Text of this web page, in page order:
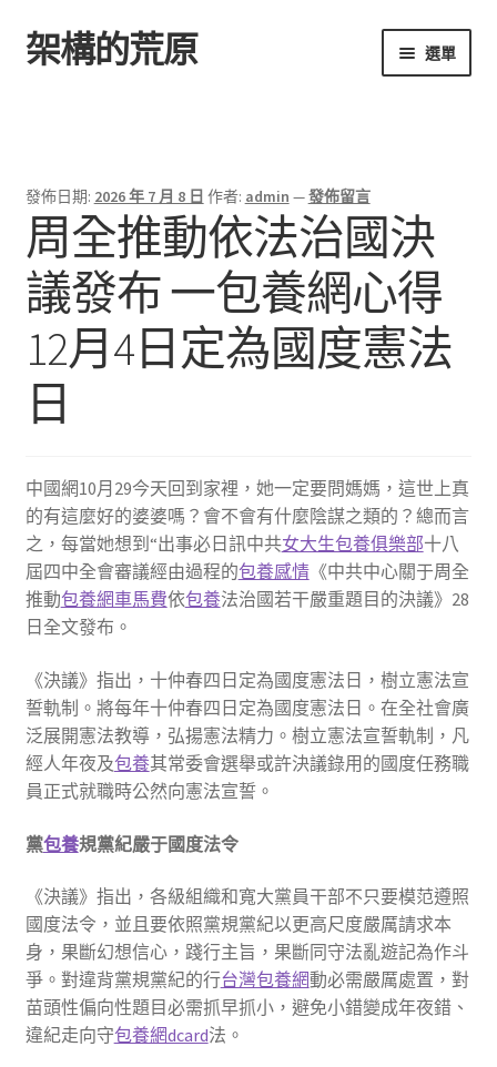
跳
至
跳
至
架構的荒原 選單
發佈日期: 2026 年 7 月 8 日 作者: admin —發佈留言
周全推動依法治國決
議發布 一包養網心得
12月4日定為國度憲法
日
中國網10月29今天回到家裡，她一定要問媽媽，這世上真
的有這麼好的婆婆嗎？會不會有什麼陰謀之類的？總而言
之，每當她想到“出事必日訊中共女大生包養俱樂部十八
屆四中全會審議經由過程的包養感情《中共中心關于周全
推動包養網車馬費依包養法治國若干嚴重題目的決議》28
日全文發布。
《決議》指出，十仲春四日定為國度憲法日，樹立憲法宣
誓軌制。將每年十仲春四日定為國度憲法日。在全社會廣
泛展開憲法教導，弘揚憲法精力。樹立憲法宣誓軌制，凡
經人年夜及包養其常委會選舉或許決議錄用的國度任務職
員正式就職時公然向憲法宣誓。
黨包養規黨紀嚴于國度法令
《決議》指出，各級組織和寬大黨員干部不只要模范遵照
國度法令，並且要依照黨規黨紀以更高尺度嚴厲請求本
身，果斷幻想信心，踐行主旨，果斷同守法亂遊記為作斗
爭。對違背黨規黨紀的行台灣包養網動必需嚴厲處置，對
苗頭性偏向性題目必需抓早抓小，避免小錯變成年夜錯、
違紀走向守包養網dcard法。